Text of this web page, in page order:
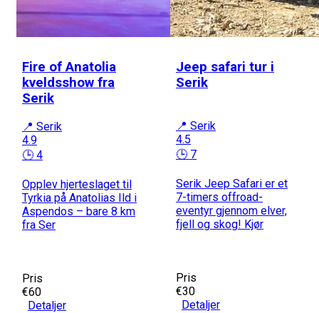
Fire of Anatolia
kveldsshow fra
Serik
📍 Serik
4.9
🕒 4
Opplev hjerteslaget til
Tyrkia på Anatolias Ild i
Aspendos – bare 8 km
fra Ser
Pris
€60
Detaljer
Jeep safari tur i
Serik
📍 Serik
4.5
🕒 7
Serik Jeep Safari er et
7-timers offroad-
eventyr gjennom elver,
fjell og skog! Kjør
Pris
€30
Detaljer